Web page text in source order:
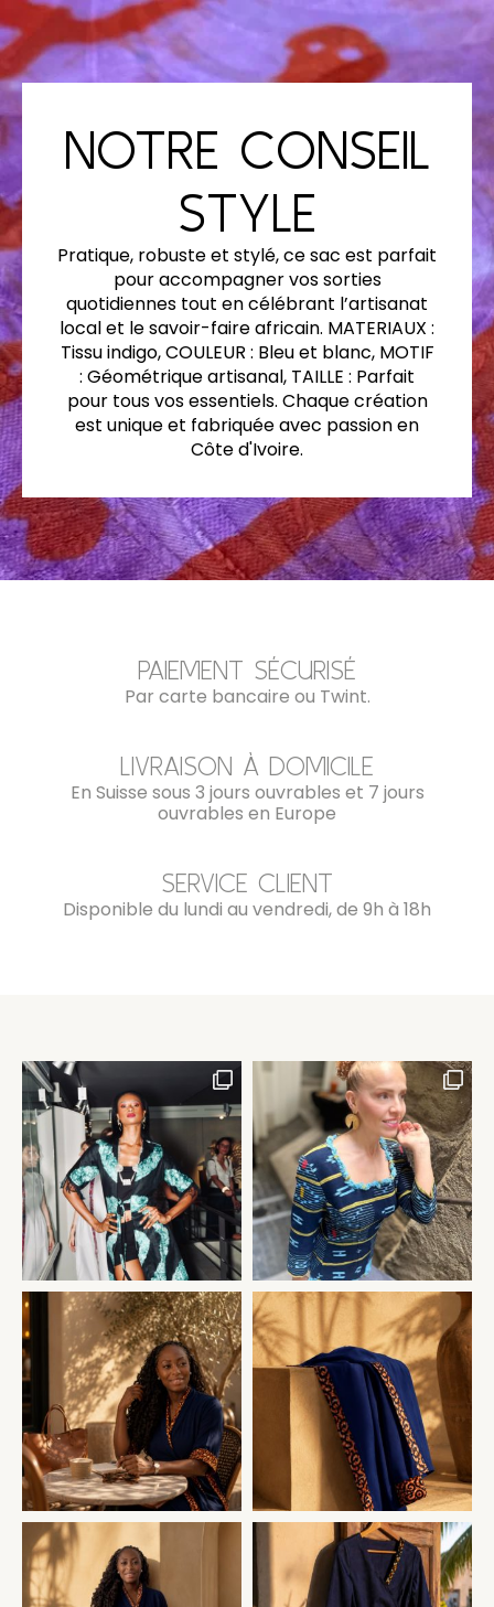
NOTRE CONSEIL
STYLE
Pratique, robuste et stylé, ce sac est parfait
pour accompagner vos sorties
quotidiennes tout en célébrant l’artisanat
local et le savoir-faire africain. MATERIAUX :
Tissu indigo, COULEUR : Bleu et blanc, MOTIF
: Géométrique artisanal, TAILLE : Parfait
pour tous vos essentiels. Chaque création
est unique et fabriquée avec passion en
Côte d'Ivoire.
PAIEMENT SÉCURISÉ
Par carte bancaire ou Twint.
LIVRAISON À DOMICILE
En Suisse sous 3 jours ouvrables et 7 jours
ouvrables en Europe
SERVICE CLIENT
Disponible du lundi au vendredi, de 9h à 18h